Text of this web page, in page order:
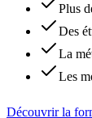
Plus
Des
La
Les
Découvrir la